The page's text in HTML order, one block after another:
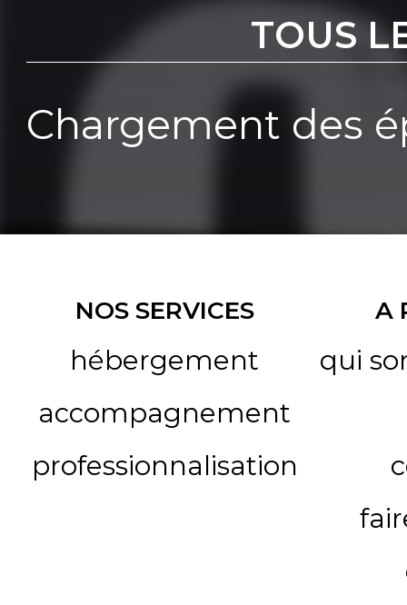
TOUS
Chargement des
NOS SERVICES
hébergement
accompagnement
professionnalisation
A
qui